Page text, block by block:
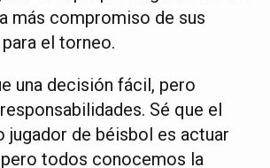
más compromiso de sus
el torneo.
una decisión fácil, pero
Sé que el
jugador de béisbol es actuar
todos conocemos la